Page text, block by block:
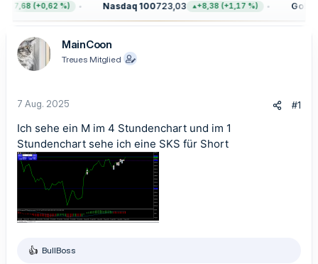
r
m
(+0,62 %) Nasdaq 100723,03 +8,38 (+1,17 %) Gold
MainCoon
Treues Mitglied
7 Aug. 2025 #1
Ich sehe ein M im 4 Stundenchart und im 1
Stundenchart sehe ich eine SKS für Short
R
BullBoss